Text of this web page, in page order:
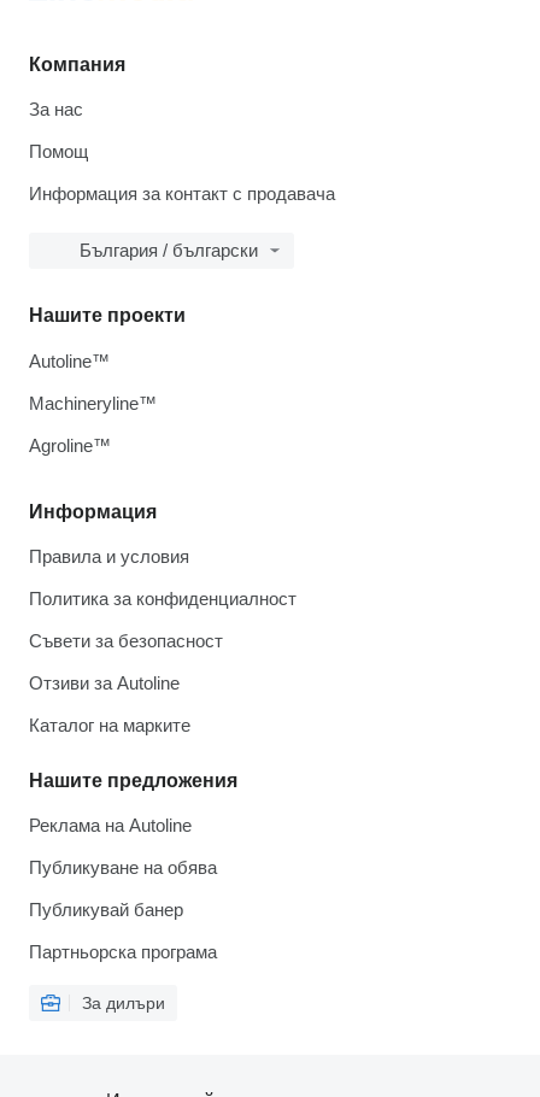
Компания
За нас
Помощ
Информация за контакт с продавача
България / български
Информация
Правила и условия
Политика за конфиденциалност
Съвети за безопасност
Отзиви за Autoline
Каталог на марките
Нашите предложения
Реклама на Autoline
Публикуване на обява
Публикувай банер
Партньорска програма
За дилъри
Нашите проекти
Autoline™
Machineryline™
Agroline™